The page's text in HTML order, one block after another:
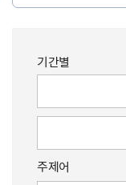
기간별
주제어